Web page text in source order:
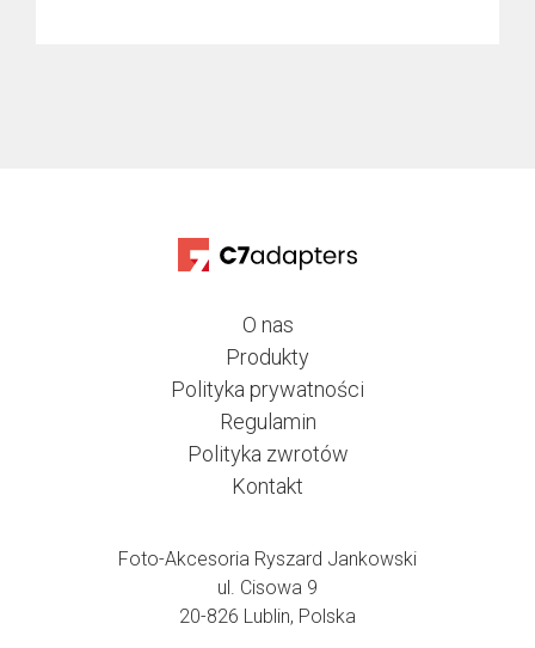
O nas
Produkty
Polityka prywatności
Regulamin
Polityka zwrotów
Kontakt
Foto-Akcesoria Ryszard Jankowski
ul. Cisowa 9
20-826 Lublin, Polska